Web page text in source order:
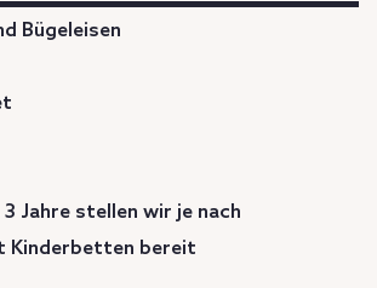
Bügeleisen
Jahre stellen wir je nach
Kinderbetten bereit